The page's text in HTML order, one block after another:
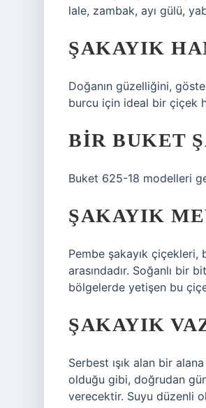
lale, zambak, ayı gülü,
ŞAKAYIK
Doğanın güzelliğini,
burcu için ideal bir çiçek
BIR BUKET
Buket 625-18 modelleri
ŞAKAYIK
Pembe şakayık çiçekleri,
arasındadır. Soğanlı bir
bölgelerde yetişen bu
ŞAKAYIK
Serbest ışık alan bir
olduğu gibi, doğrudan
verecektir. Suyu düzenli